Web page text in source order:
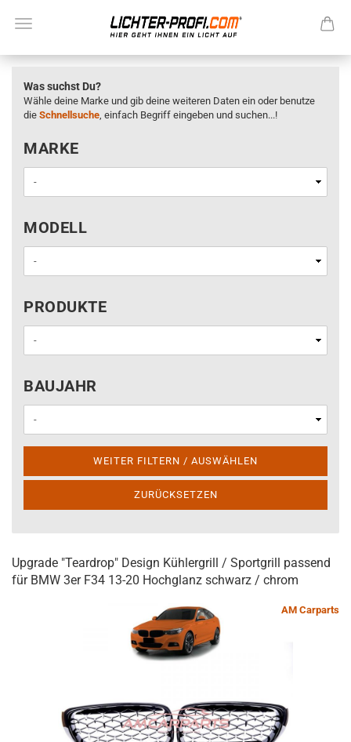
Was suchst Du?
Wähle deine Marke und gib deine weiteren Daten ein oder benutze
die Schnellsuche, einfach Begriff eingeben und suchen...!
MARKE
MARKE
MODELL
MODELL
PRODUKTE
PRODUKTE
BAUJAHR
BAUJAHR
WEITER FILTERN / AUSWÄHLEN
ZURÜCKSETZEN
Upgrade "Teardrop" Design Kühlergrill / Sportgrill passend
für BMW 3er F34 13-20 Hochglanz schwarz / chrom
AM Carparts